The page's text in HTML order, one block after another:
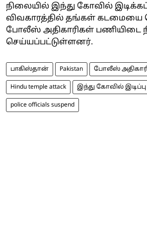
நிலையில் இந்து கோவில்
விவகாரத்தில் தங்கள் கடமையை
போலீஸ் அதிகாரிகள் பணியிடை
செய்யப்பட்டுள்ளனர்.
பாகிஸ்தான் Pakistan போலீஸ்
Hindu temple attack இந்து கோவில் இடிப்பு
police officials suspend